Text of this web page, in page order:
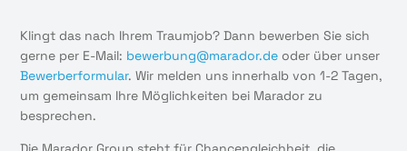
Klingt das nach Ihrem Traumjob? Dann bewerben Sie sich
gerne per E-Mail: bewerbung@marador.de oder über unser
Bewerberformular. Wir melden uns innerhalb von 1-2 Tagen,
um gemeinsam Ihre Möglichkeiten bei Marador zu
besprechen.